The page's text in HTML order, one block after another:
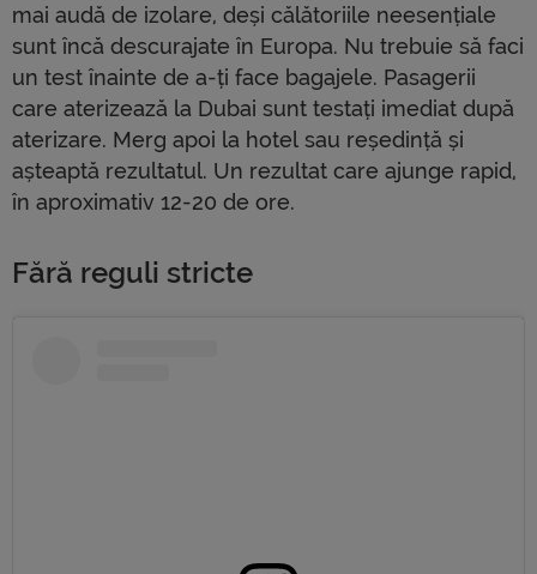
mai audă de izolare, deși călătoriile neesențiale
sunt încă descurajate în Europa. Nu trebuie să faci
un test înainte de a-ți face bagajele. Pasagerii
care aterizează la Dubai sunt testați imediat după
aterizare. Merg apoi la hotel sau reședință și
așteaptă rezultatul. Un rezultat care ajunge rapid,
în aproximativ 12-20 de ore.
Fără reguli stricte